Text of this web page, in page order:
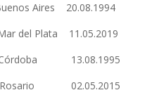
Aires 20.08.1994
Plata 11.05.2019
13.08.1995
02.05.2015